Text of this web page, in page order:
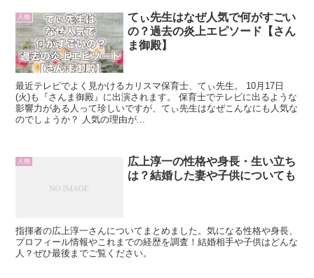
人物
てぃ先生はなぜ人気で何がすごい
の？過去の炎上エピソード【さん
ま御殿】
最近テレビでよく見かけるカリスマ保育士、てぃ先生。 10月17日
(火)も『さんま御殿』に出演されます。 保育士でテレビに出るような
影響力がある人って珍しいですが、てぃ先生はなぜこんなにも人気な
のでしょうか？ 人気の理由が...
人物
広上淳一の性格や身長・生い立ち
は？結婚した妻や子供についても
指揮者の広上淳一さんについてまとめました。気になる性格や身長、
プロフィール情報やこれまでの経歴を調査！結婚相手や子供はどんな
人？ぜひ最後までご覧ください。